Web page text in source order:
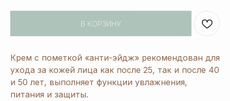
В КОРЗИНУ
Крем с пометкой «анти-эйдж» рекомендован для
ухода за кожей лица как после 25, так и после 40
и 50 лет, выполняет функции увлажнения,
питания и защиты.